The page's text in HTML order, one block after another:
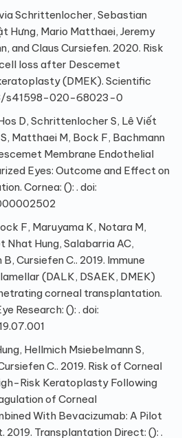
Schrittenlocher, Sebastian
Hưng, Mario Matthaei, Jeremy
and Claus Cursiefen. 2020. Risk
loss after Descemet
(DMEK). Scientific
s41598-020-68023-0
D, Schrittenlocher S, Lê Viết
Matthaei M, Bock F, Bachmann
Membrane Endothelial
Eyes: Outcome and Effect on
Cornea: (): . doi:
F, Maruyama K, Notara M,
Nhat Hung, Salabarria AC,
Cursiefen C.. 2019. Immune
(DALK, DSAEK, DMEK)
corneal transplantation.
Research: (): . doi:
Hellmich Msiebelmann S,
C.. 2019. Risk of Corneal
Risk Keratoplasty Following
of Corneal
With Bevacizumab: A Pilot
2019. Transplantation Direct: (): .